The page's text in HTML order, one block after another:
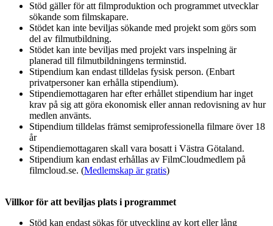
Stöd gäller för att filmproduktion och programmet utvecklar
sökande som filmskapare.
Stödet kan inte beviljas sökande med projekt som görs som
del av filmutbildning.
Stödet kan inte beviljas med projekt vars inspelning är
planerad till filmutbildningens terminstid.
Stipendium kan endast tilldelas fysisk person. (Enbart
privatpersoner kan erhålla stipendium).
Stipendiemottagaren har efter erhållet stipendium har inget
krav på sig att göra ekonomisk eller annan redovisning av hur
medlen använts.
Stipendium tilldelas främst semiprofessionella filmare över 18
år
Stipendiemottagaren skall vara bosatt i Västra Götaland.
Stipendium kan endast erhållas av FilmCloudmedlem på
filmcloud.se. (Medlemskap är gratis)
Villkor för att beviljas plats i programmet
Stöd kan endast sökas för utveckling av kort eller lång